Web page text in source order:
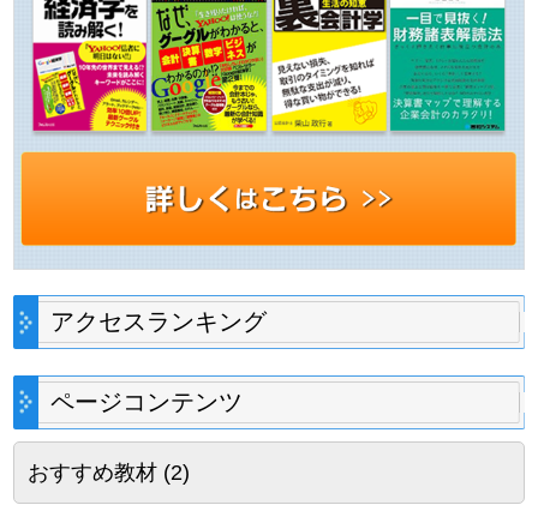
アクセスランキング
ページコンテンツ
おすすめ教材(2)